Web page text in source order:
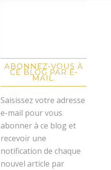
ABONNEZ-VOUS À
CE BLOG PAR E-
MAIL.
Saisissez votre adresse
e-mail pour vous
abonner à ce blog et
recevoir une
notification de chaque
nouvel article par